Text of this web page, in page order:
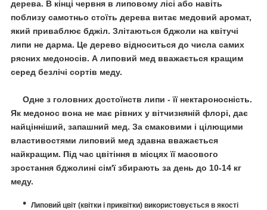
дерева. В кінці червня в липовому лісі або навіть
поблизу самотньо стоїть дерева витає медовий аромат,
який приваблює бджіл. Злітаються бджоли на квітучі
липи не дарма. Це дерево відноситься до числа самих
рясних медоносів. А липовий мед вважається кращим
серед безлічі сортів меду.
Одне з головних достоїнств липи - її нектароносність.
Як медонос вона не має рівних у вітчизняній флорі, дає
найцінніший, запашний мед. За смаковими і цілющими
властивостями липовий мед здавна вважається
найкращим. Під час цвітіння в місцях її масового
зростання бджолині сім'ї збирають за день до 10-14 кг
меду.
Липовий цвіт (квітки і приквітки) використовується в якості